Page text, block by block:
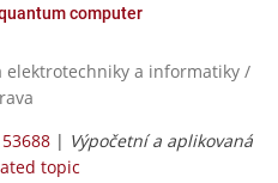
computer
elektrotechniky a informatiky /
| Výpočetní a aplikovaná
topic